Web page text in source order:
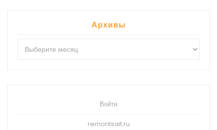
Архивы
Войти
remontsait.ru